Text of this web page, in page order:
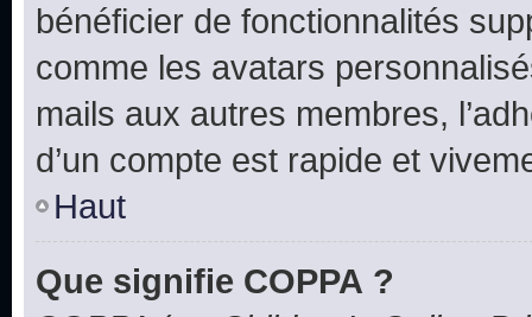
bénéficier de fonctionnalités
comme les avatars
mails aux autres membres,
d’un compte est rapide et
Haut
Que signifie COPPA ?